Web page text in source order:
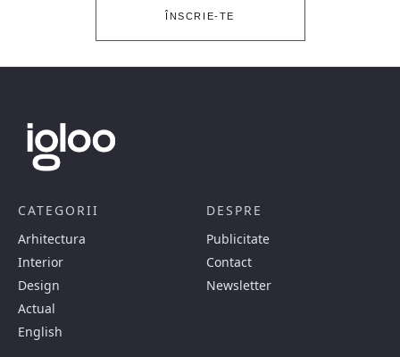
ÎNSCRIE-TE
CATEGORII
Arhitectura
Interior
Design
Actual
English
DESPRE
Publicitate
Contact
Newsletter